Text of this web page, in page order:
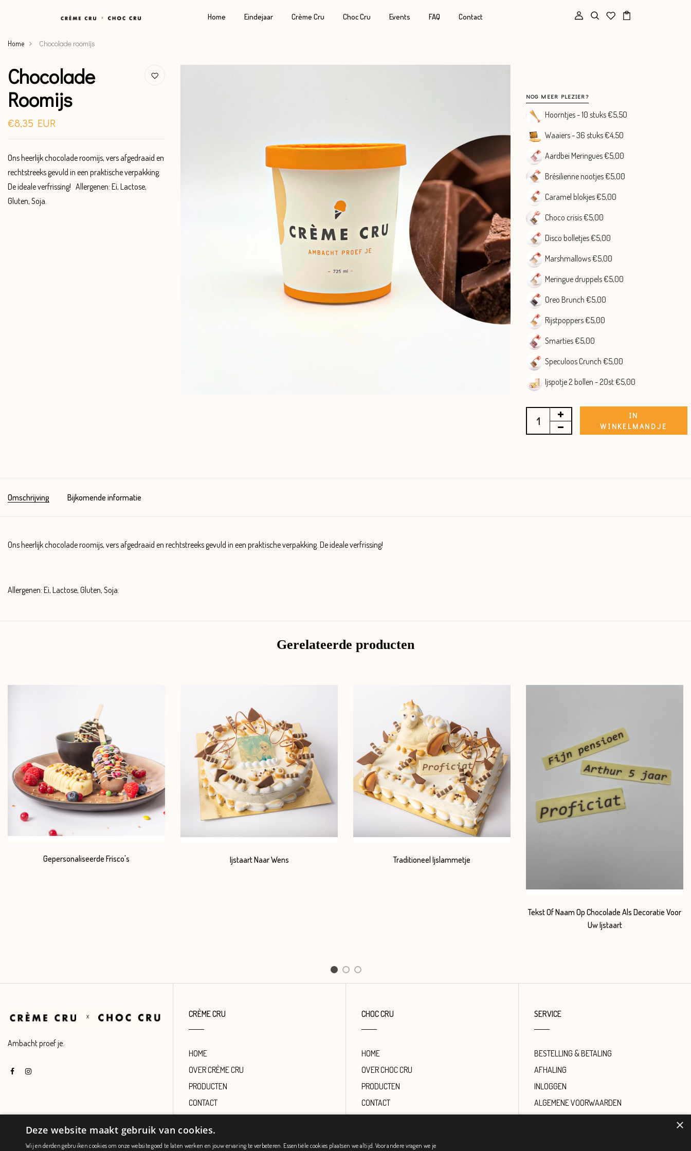
Home Eindejaar Crème Cru Choc Cru Events FAQ Contact
Home Chocolade roomijs
Chocolade
Roomijs
€8,35 EUR
Ons heerlijk chocolade roomijs, vers afgedraaid en
rechtstreeks gevuld in een praktische verpakking.
De ideale verfrissing! Allergenen: Ei, Lactose,
Gluten, Soja.
NOG MEER PLEZIER?
Nog
meer
plezier?
Hoorntjes - 10 stuks €5,5O
Waaiers - 36 stuks €4,50
Aardbei Meringues €5,00
Brésilienne nootjes €5,00
Caramel blokjes €5,00
Choco crisis €5,00
Disco bolletjes €5,00
Marshmallows €5,00
Meringue druppels €5,00
Oreo Brunch €5,00
Rijstpoppers €5,00
Smarties €5,00
Speculoos Crunch €5,00
Ijspotje 2 bollen - 20st €5,00
IN
WINKELMANDJE
Omschrijving Bijkomende informatie
Ons heerlijk chocolade roomijs, vers afgedraaid en rechtstreeks gevuld in een praktische verpakking. De ideale verfrissing!
Allergenen: Ei, Lactose, Gluten, Soja.
Gerelateerde producten
Gepersonaliseerde Frisco's Ijstaart Naar Wens Traditioneel Ijslammetje
Tekst Of Naam Op Chocolade Als Decoratie Voor
Uw Ijstaart
1 2 3
Ambacht proef je.
CRÈME CRU
HOME
OVER CRÈME CRU
PRODUCTEN
CONTACT
CHOC CRU
HOME
OVER CHOC CRU
PRODUCTEN
CONTACT
SERVICE
BESTELLING & BETALING
AFHALING
INLOGGEN
ALGEMENE VOORWAARDEN
×
Deze website maakt gebruik van cookies.
Wij en derden gebruiken cookies om onze website goed te laten werken en jouw ervaring te verbeteren. Essentiële cookies plaatsen we altijd. Voor andere vragen we je